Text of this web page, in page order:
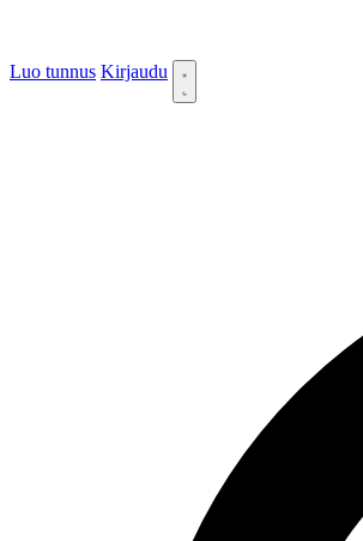
Luo tunnus Kirjaudu